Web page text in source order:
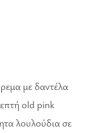
με δαντέλα
old pink
λουλούδια σε